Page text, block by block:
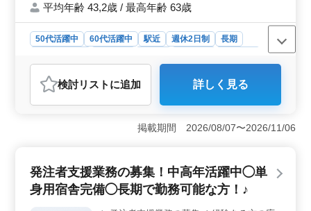
経験者の方、お気軽にお問い合わせ下さい♪
平均年齢 43,2歳 / 最高年齢 63歳
50代活躍中 60代活躍中 駅近 週休2日制
長期
おすすめポイント
＜中高年の活躍を支援＞ 発注者支援業務において、経
験豊富な中高年の方々が活躍できる環境が整っていま
す。特に50代や60代の経験者を歓迎し、1級土木施工管理
す。 ＜充実の勤務条件＞ 土日祝日がしっかりと休
みであり、週休2日制のもと、GW休暇や夏季休暇、年末
検討リスト に追加 詳しく見る
掲載期間 2026/08/07〜2026/11/06
発注者支援業務の募集！中高年活躍中◯単
身用宿舎完備◯長期で勤務可能な方！♪